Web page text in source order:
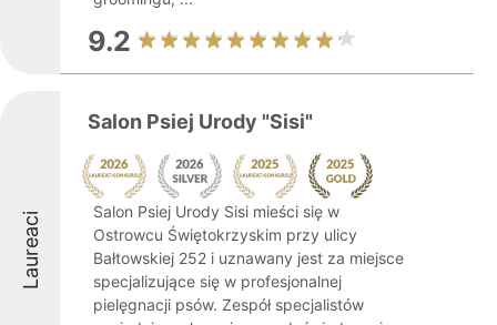
9.2
Laureaci
Salon Psiej Urody "Sisi"
Salon Psiej Urody Sisi mieści się w
Ostrowcu Świętokrzyskim przy ulicy
Bałtowskiej 252 i uznawany jest za miejsce
specjalizujące się w profesjonalnej
pielęgnacji psów. Zespół specjalistów